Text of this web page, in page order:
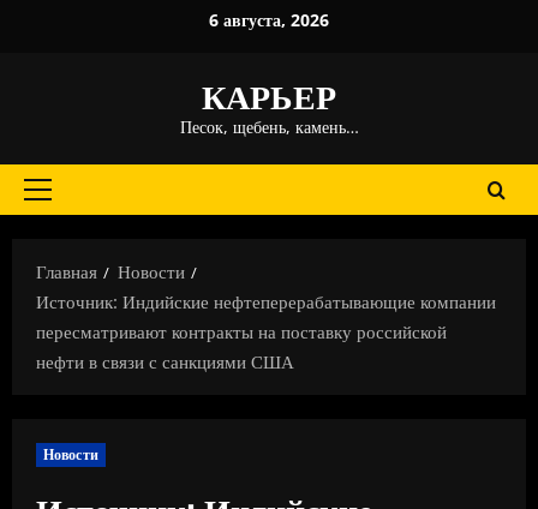
6 августа, 2026
КАРЬЕР
Песок, щебень, камень…
Основное
Главная
Новости
Источник: Индийские нефтеперерабатывающие компании
пересматривают контракты на поставку российской
нефти в связи с санкциями США
Новости